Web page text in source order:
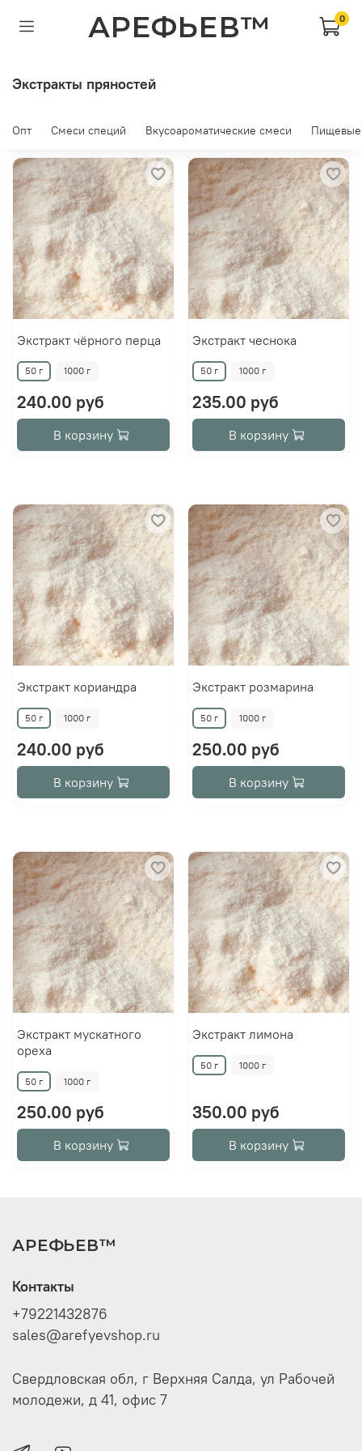
АРЕФЬЕВ™ 0
Экстракты пряностей
Опт Смеси специй Вкусоароматические смеси Пищевые
Экстракт чёрного перца
50 г 1000 г
240.00 руб
В корзину
Экстракт чеснока
50 г 1000 г
235.00 руб
В корзину
Экстракт кориандра
50 г 1000 г
240.00 руб
В корзину
Экстракт розмарина
50 г 1000 г
250.00 руб
В корзину
Экстракт мускатного
ореха
50 г 1000 г
250.00 руб
В корзину
Экстракт лимона
50 г 1000 г
350.00 руб
В корзину
АРЕФЬЕВ™
Контакты
+79221432876
sales@arefyevshop.ru
Свердловская обл, г Верхняя Салда, ул Рабочей
молодежи, д 41, офис 7